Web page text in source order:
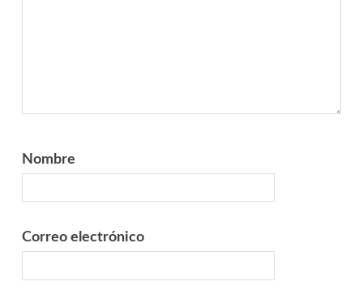
Nombre
Correo electrónico